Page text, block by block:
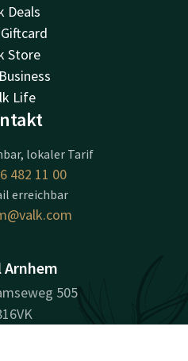
Deals
Store
Life
lokaler Tarif
482 11 00
erreichbar
Arnhem
505